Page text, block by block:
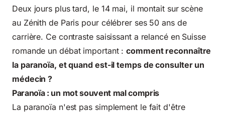
Deux jours plus tard, le 14 mai, il montait sur scène
au Zénith de Paris pour célébrer ses 50 ans de
carrière. Ce contraste saisissant a relancé en Suisse
romande un débat important :comment reconnaître
la paranoïa, et quand est-il temps de consulter un
médecin ?
Paranoïa : un mot souvent mal compris
La paranoïa n'est pas simplement le fait d'être